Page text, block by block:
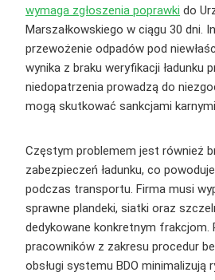
wymaga zgłoszenia poprawki do
Marszałkowskiego w ciągu 30 dni.
przewożenie odpadów pod
wynika z braku weryfikacji ładunku
niedopatrzenia prowadzą do
mogą skutkować sankcjami
Częstym problemem jest również
zabezpieczeń ładunku, co
podczas transportu. Firma musi
sprawne plandeki, siatki oraz
dedykowane konkretnym frakcjom.
pracowników z zakresu procedur
obsługi systemu BDO minimalizują